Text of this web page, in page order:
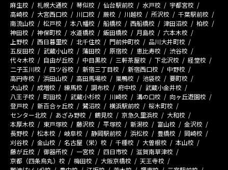
麻生校 札幌大通校 琴似校 仙台駅前校 水戸校
宇都宮校
高崎校
大宮西口校 川口校 蕨校 川越校 所沢校
千葉駅前校
南流山校
松戸校 本八幡校 船橋校 西船橋校 津田沼校
柏校
神田校
神保町校 水道橋校 飯田橋校 月島校
六本木校
上野校
西日暮里校 北千住校 門前仲町校
品川大井町校
五反田校
武蔵小山校 蒲田校 原宿校 恵比寿校
渋谷校
代々木校
自由が丘校 中目黒校 三軒茶屋校 下北沢校
経堂校
二子玉川校
四ツ谷校 新宿三丁目校 新宿西口校
中野校
高円寺校
浜田山校 高田馬場校 巣鴨校 池袋校
要町校
大山校
成増校 練馬校 調布校 府中校
武蔵小金井校
八王子校
町田校 武蔵小杉校 川崎校 溝の口校
向ヶ丘遊園校
登戸校
新百合ヶ丘校 鷺沼校 横浜駅前校
桜木町校
センター北校
あざみ野校 鶴見校 京急久里浜校
大和校
本厚木校
東戸塚校 藤沢校 平塚校 新潟校 富山校
金沢校
長野校
松本校 岐阜校 静岡駅前校 浜松校 豊橋校
岡崎校
刈谷校
金山校 名古屋（栄）校 千種校 大曽根校
本山校
藤が丘校
御器所校 一宮校 四日市校
滋賀南草津校
京都（四条烏丸）校
梅田校 大阪京橋校
天王寺校